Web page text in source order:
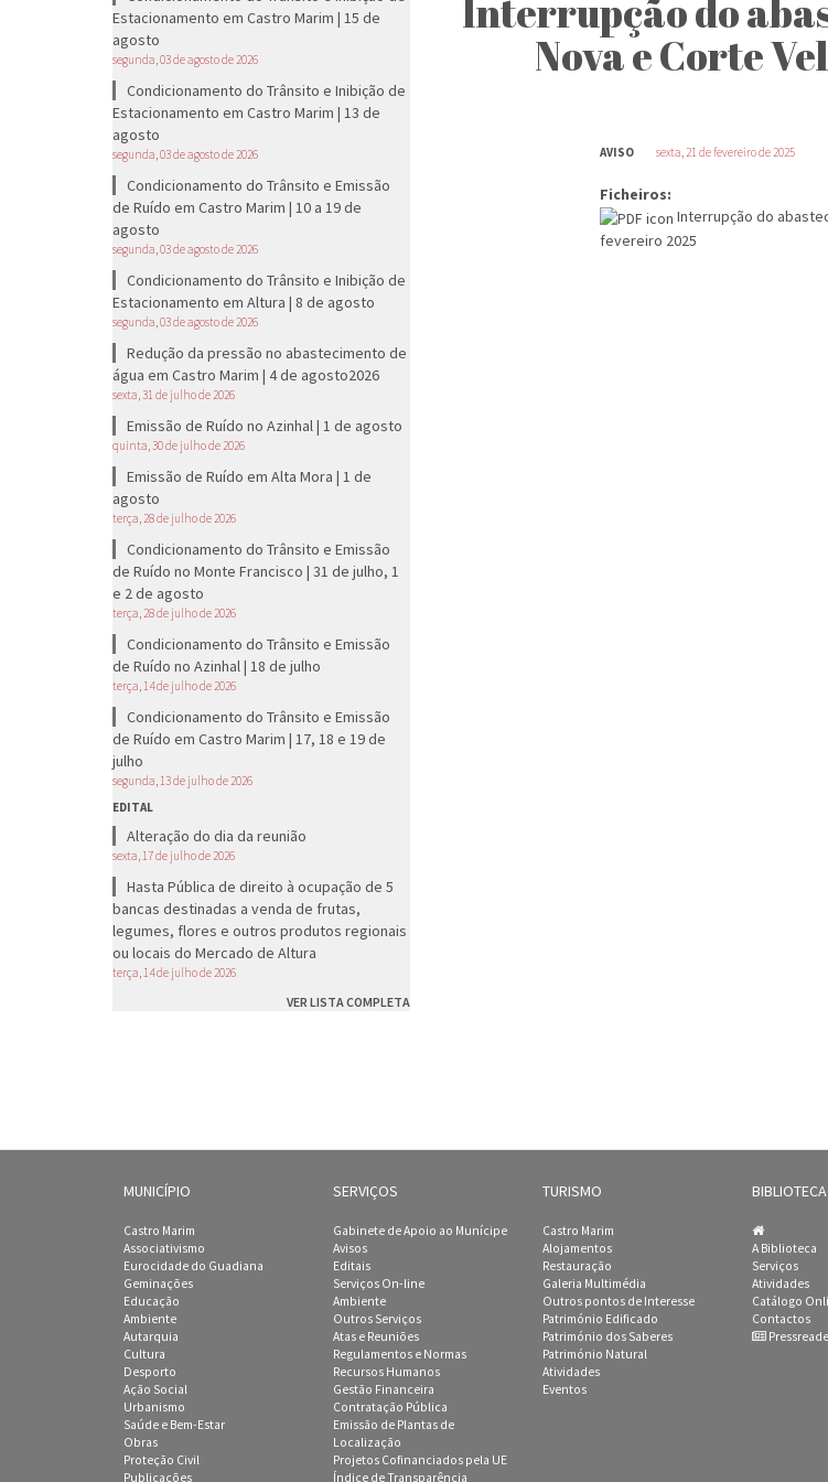
Estacionamento em Castro Marim | 15 de
agosto
segunda, 03 de agosto de 2026
Condicionamento do Trânsito e Inibição de
Estacionamento em Castro Marim | 13 de
agosto
segunda, 03 de agosto de 2026
Condicionamento do Trânsito e Emissão
de Ruído em Castro Marim | 10 a 19 de
agosto
segunda, 03 de agosto de 2026
Condicionamento do Trânsito e Inibição de
Estacionamento em Altura | 8 de agosto
segunda, 03 de agosto de 2026
Redução da pressão no abastecimento de
água em Castro Marim | 4 de agosto2026
sexta, 31 de julho de 2026
Emissão de Ruído no Azinhal | 1 de agosto
quinta, 30 de julho de 2026
Emissão de Ruído em Alta Mora | 1 de
agosto
terça, 28 de julho de 2026
Condicionamento do Trânsito e Emissão
de Ruído no Monte Francisco | 31 de julho, 1
e 2 de agosto
terça, 28 de julho de 2026
Condicionamento do Trânsito e Emissão
de Ruído no Azinhal | 18 de julho
terça, 14 de julho de 2026
Condicionamento do Trânsito e Emissão
de Ruído em Castro Marim | 17, 18 e 19 de
julho
segunda, 13 de julho de 2026
EDITAL
Alteração do dia da reunião
sexta, 17 de julho de 2026
Hasta Pública de direito à ocupação de 5
bancas destinadas a venda de frutas,
legumes, flores e outros produtos regionais
ou locais do Mercado de Altura
terça, 14 de julho de 2026
VER LISTA COMPLETA
Interrupção do
Nova e Corte
AVISO sexta, 21 de fevereiro de 2025
Ficheiros:
Interrupção do
fevereiro 2025
MUNICÍPIO
Castro Marim
Associativismo
Eurocidade do Guadiana
Geminações
Educação
Ambiente
Autarquia
Cultura
Desporto
Ação Social
Urbanismo
Saúde e Bem-Estar
Obras
Proteção Civil
Publicações
SERVIÇOS
Gabinete de Apoio ao Munícipe
Avisos
Editais
Serviços On-line
Ambiente
Outros Serviços
Atas e Reuniões
Regulamentos e Normas
Recursos Humanos
Gestão Financeira
Contratação Pública
Emissão de Plantas de
Localização
Projetos Cofinanciados pela UE
Índice de Transparência
TURISMO
Castro Marim
Alojamentos
Restauração
Galeria Multimédia
Outros pontos de Interesse
Património Edificado
Património dos Saberes
Património Natural
Atividades
Eventos
BIBLIOTECA
A Biblioteca
Serviços
Atividades
Catálogo
Contactos